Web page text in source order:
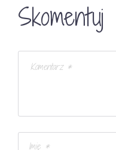
Skomentuj